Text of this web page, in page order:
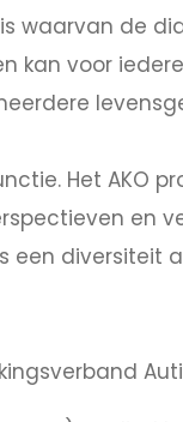
waarvan de
kan voor
Het AKO
en
diversiteit